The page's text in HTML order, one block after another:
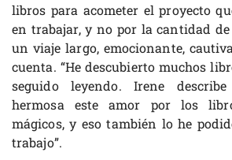
libros para acometer el proyecto
en trabajar, y no por la cantidad de
un viaje largo, emocionante,
cuenta. “He descubierto muchos
seguido leyendo. Irene
hermosa este amor por los
mágicos, y eso también lo he
trabajo”.